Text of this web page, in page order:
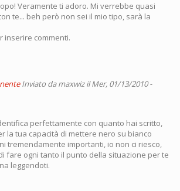
Veramente ti adoro. Mi verrebbe quasi
te... beh però non sei il mio tipo, sarà la
inserire commenti.
Inviato damaxwizil Mer, 01/13/2010 -
perfettamente con quanto hai scritto,
la tua capacità di mettere nero su bianco
tremendamente importanti, io non ci riesco,
fare ogni tanto il punto della situazione per te
leggendoti.